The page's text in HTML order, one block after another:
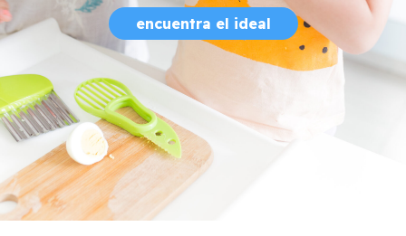
encuentra el ideal